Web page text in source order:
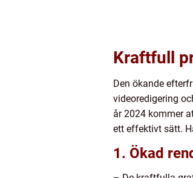
Kraftfull
Den ökande
videoredigering
år 2024 kommer
ett effektivt sätt.
1. Ökad